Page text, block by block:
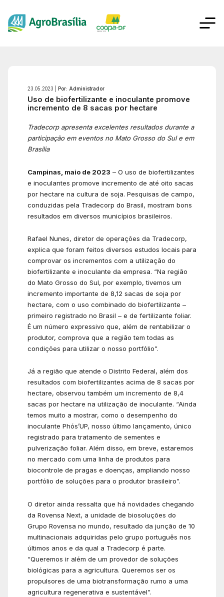
23.05.2023 | Por: Administrador
Uso de biofertilizante e inoculante promove
incremento de 8 sacas por hectare
Tradecorp apresenta excelentes resultados durante a
participação em eventos no Mato Grosso do Sul e em
Brasília
Campinas, maio de 2023 – O uso de biofertilizantes
e inoculantes promove incremento de até oito sacas
por hectare na cultura de soja. Pesquisas de campo,
conduzidas pela Tradecorp do Brasil, mostram bons
resultados em diversos municípios brasileiros.
Rafael Nunes, diretor de operações da Tradecorp,
explica que foram feitos diversos estudos locais para
comprovar os incrementos com a utilização do
biofertilizante e inoculante da empresa. “Na região
do Mato Grosso do Sul, por exemplo, tivemos um
incremento importante de 8,12 sacas de soja por
hectare, com o uso combinado do biofertilizante –
primeiro registrado no Brasil – e de fertilizante foliar.
É um número expressivo que, além de rentabilizar o
produtor, comprova que a região tem todas as
condições para utilizar o nosso portfólio”.
Já a região que atende o Distrito Federal, além dos
resultados com biofertilizantes acima de 8 sacas por
hectare, observou também um incremento de 8,4
sacas por hectare na utilização de inoculante. “Ainda
temos muito a mostrar, como o desempenho do
inoculante Phós’UP, nosso último lançamento, único
registrado para tratamento de sementes e
pulverização foliar. Além disso, em breve, estaremos
no mercado com uma linha de produtos para
biocontrole de pragas e doenças, ampliando nosso
portfólio de soluções para o produtor brasileiro”.
O diretor ainda ressalta que há novidades chegando
da Rovensa Next, a unidade de biosoluções do
Grupo Rovensa no mundo, resultado da junção de 10
multinacionais adquiridas pelo grupo português nos
últimos anos e da qual a Tradecorp é parte.
“Queremos ir além de um provedor de soluções
biológicas para a agricultura. Queremos ser os
propulsores de uma biotransformação rumo a uma
agricultura regenerativa e sustentável”.